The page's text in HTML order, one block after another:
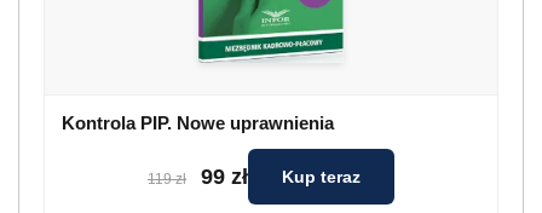
Kontrola PIP. Nowe uprawnienia
119 zł 99 zł Kup teraz